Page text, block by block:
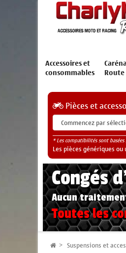
Accessoires et
consommables
Pièces et
* Les compatibilités sont
Les pièces génériques
Congés
Aucun
Toutes les
Suspensions et